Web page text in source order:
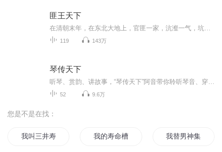
匪王天下
119 143万
琴传天下
52 9.6万
您是不是在找：
我叫三井寿 我的寿命槽又爆了 我替男神集阳寿